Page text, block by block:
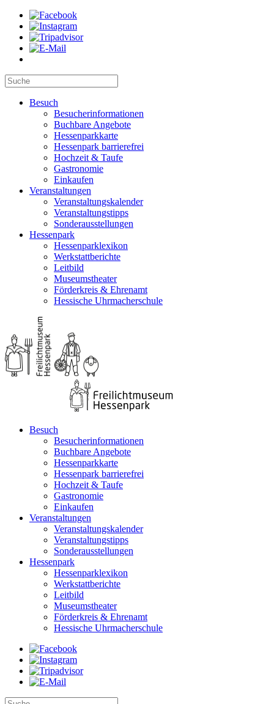
Besuch
Besucherinformationen
Buchbare Angebote
Hessenparkkarte
Hessenpark barrierefrei
Hochzeit & Taufe
Gastronomie
Einkaufen
Veranstaltungen
Veranstaltungskalender
Veranstaltungstipps
Sonderausstellungen
Hessenpark
Hessenparklexikon
Werkstattberichte
Leitbild
Museumstheater
Förderkreis & Ehrenamt
Hessische Uhrmacherschule
Besuch
Besucherinformationen
Buchbare Angebote
Hessenparkkarte
Hessenpark barrierefrei
Hochzeit & Taufe
Gastronomie
Einkaufen
Veranstaltungen
Veranstaltungskalender
Veranstaltungstipps
Sonderausstellungen
Hessenpark
Hessenparklexikon
Werkstattberichte
Leitbild
Museumstheater
Förderkreis & Ehrenamt
Hessische Uhrmacherschule